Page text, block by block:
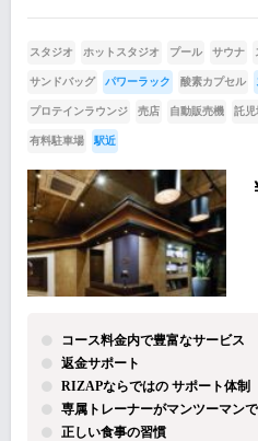
スタジオ ホットスタジオ プール サウナ
サンドバッグ パワーラック 酸素カプセル
プロテインラウンジ 売店 自動販売機 託児
有料駐車場 駅近
コース料金内で豊富なサービス
返金サポート
RIZAPならではの サポート体制
専属トレーナーがマンツーマン
正しい食事の習慣